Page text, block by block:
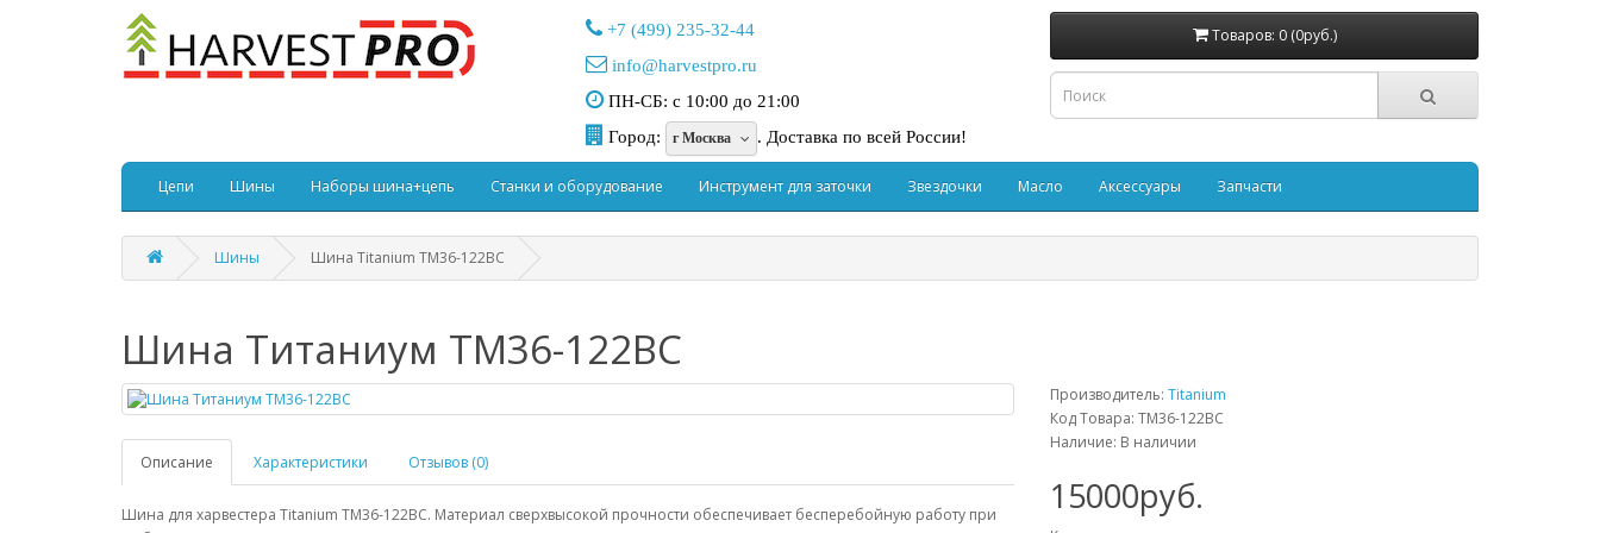
+7 (499) 235-32-44
info@harvestpro.ru
ПН-СБ: с 10:00 до 21:00
Город:
г Москва . Доставка по всей России!
Товаров: 0 (0руб.)
Цепи Шины Наборы шина+цепь Станки и оборудование Инструмент для заточки Звездочки Масло Аксессуары Запчасти
Шины Шина Titanium TM36-122BC
Шина Титаниум TM36-122BC
Описание Характеристики Отзывов (0)
Шина для харвестера Titanium TM36-122BC. Материал сверхвысокой прочности обеспечивает бесперебойную работу при
Производитель: Titanium
Код Товара: TM36-122BC
Наличие: В наличии
15000руб.